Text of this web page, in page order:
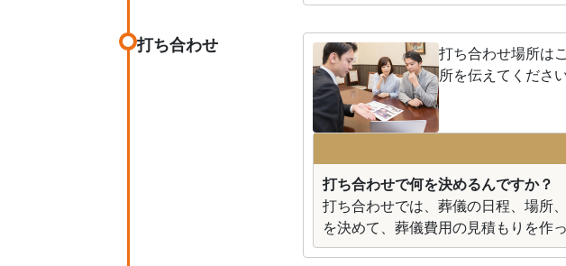
打ち合わせ
打ち合わせ場所は
所を伝えてください
打ち合わせで何を決めるんですか？
打ち合わせでは、葬儀の日程、場所
を決めて、葬儀費用の見積もりを作